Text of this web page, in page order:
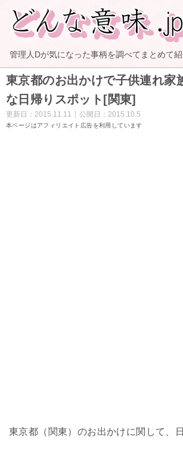
管理人Dが気になった事柄を調べてまとめて
東京都のお出かけで子供連れ家
な日帰りスポット[関東]
更新日： 2015.11.11 公開日： 2015.10.5
本ページはアフィリエイト広告を利用しています
東京都（関東）のお出かけに関して、